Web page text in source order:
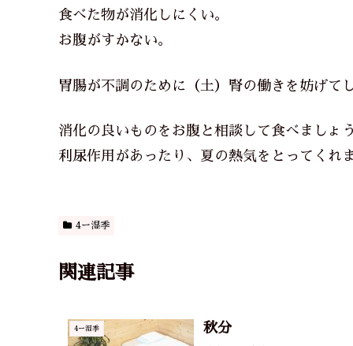
食べた物が消化しにくい。
お腹がすかない。
胃腸が不調のために（土）腎の働きを妨げて
消化の良いものをお腹と相談して食べましょ
利尿作用があったり、夏の熱気をとってくれま
4ー湿季
関連記事
4ー湿季 秋分